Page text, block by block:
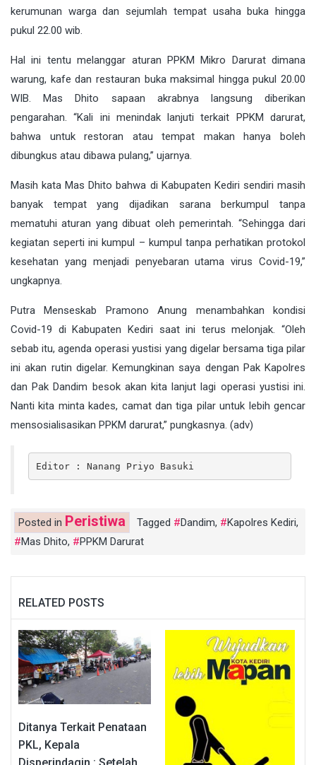
kerumunan warga dan sejumlah tempat usaha buka hingga
pukul 22.00 wib.
Hal ini tentu melanggar aturan PPKM Mikro Darurat dimana
warung, kafe dan restauran buka maksimal hingga pukul 20.00
WIB. Mas Dhito sapaan akrabnya langsung diberikan
pengarahan. “Kali ini menindak lanjuti terkait PPKM darurat,
bahwa untuk restoran atau tempat makan hanya boleh
dibungkus atau dibawa pulang,” ujarnya.
Masih kata Mas Dhito bahwa di Kabupaten Kediri sendiri masih
banyak tempat yang dijadikan sarana berkumpul tanpa
mematuhi aturan yang dibuat oleh pemerintah. “Sehingga dari
kegiatan seperti ini kumpul – kumpul tanpa perhatikan protokol
kesehatan yang menjadi penyebaran utama virus Covid-19,”
ungkapnya.
Putra Menseskab Pramono Anung menambahkan kondisi
Covid-19 di Kabupaten Kediri saat ini terus melonjak. “Oleh
sebab itu, agenda operasi yustisi yang digelar bersama tiga pilar
ini akan rutin digelar. Kemungkinan saya dengan Pak Kapolres
dan Pak Dandim besok akan kita lanjut lagi operasi yustisi ini.
Nanti kita minta kades, camat dan tiga pilar untuk lebih gencar
mensosialisasikan PPKM darurat,” pungkasnya. (adv)
Editor : Nanang Priyo Basuki
Posted in Peristiwa Tagged Dandim, Kapolres Kediri,
Mas Dhito, PPKM Darurat
RELATED POSTS
Ditanya Terkait Penataan
PKL, Kepala